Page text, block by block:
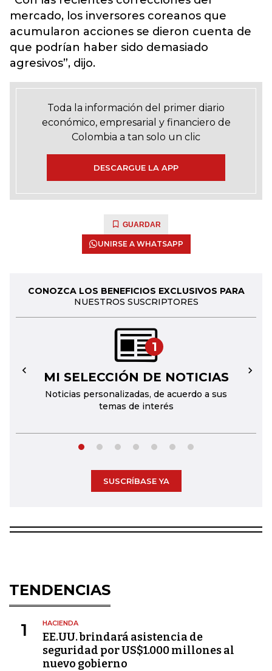
mercado, los inversores coreanos que
acumularon acciones se dieron cuenta de
que podrían haber sido demasiado
agresivos”, dijo.
Toda la información del primer diario
económico, empresarial y financiero de
Colombia a tan solo un clic
DESCARGUE LA APP
GUARDAR
UNIRSE A WHATSAPP
CONOZCA LOS BENEFICIOS EXCLUSIVOS PARA
NUESTROS SUSCRIPTORES
1
MI SELECCIÓN DE NOTICIAS
Noticias personalizadas, de acuerdo a sus
temas de interés
← →
SUSCRÍBASE YA
TENDENCIAS
1 HACIENDA
EE.UU. brindará asistencia de
seguridad por US$1.000 millones al
nuevo gobierno